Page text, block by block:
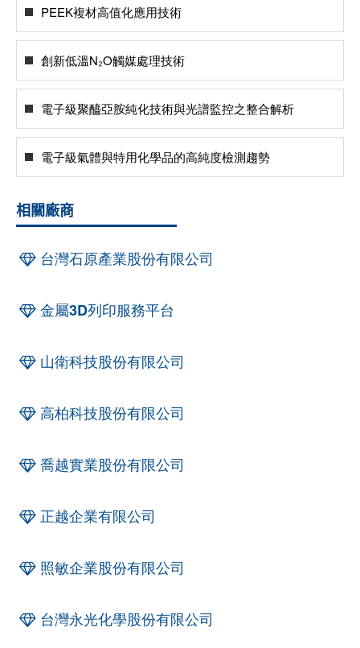
PEEK複材高值化應用技術
創新低溫N₂O觸媒處理技術
電子級聚醯亞胺純化技術與光譜監控之整合解析
電子級氣體與特用化學品的高純度檢測趨勢
相關廠商
台灣石原產業股份有限公司
金屬3D列印服務平台
山衛科技股份有限公司
高柏科技股份有限公司
喬越實業股份有限公司
正越企業有限公司
照敏企業股份有限公司
台灣永光化學股份有限公司